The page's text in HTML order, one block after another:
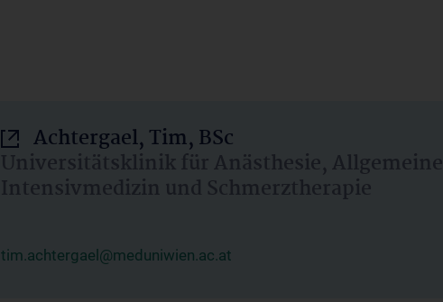
Achtergael, Tim, BSc
Universitätsklinik für Anästhesie, Allgemeine
Intensivmedizin und Schmerztherapie
tim.achtergael@meduniwien.ac.at